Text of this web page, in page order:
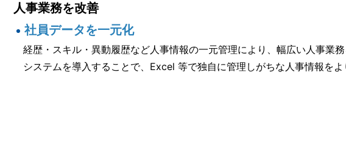
人事業務を改善
社員データを一元化
経歴・スキル・異動履歴など人事情報の一元管理により、幅広い人事業務
システムを導入することで、Excel 等で独自に管理しがちな人事情報をよ